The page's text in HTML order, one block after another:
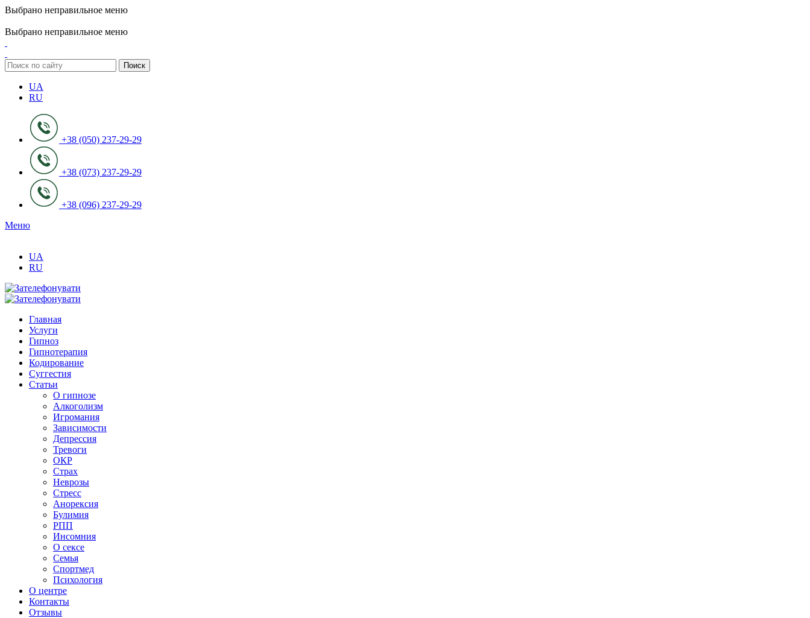
Выбрано неправильное меню
Выбрано неправильное меню
Поиск
UA
RU
+38 (050) 237-29-29
+38 (073) 237-29-29
+38 (096) 237-29-29
Меню
UA
RU
Главная
Услуги
Гипноз
Гипнотерапия
Кодирование
Суггестия
Статьи
О гипнозе
Алкоголизм
Игромания
Зависимости
Депрессия
Тревоги
ОКР
Страх
Неврозы
Стресс
Анорексия
Булимия
РПП
Инсомния
О сексе
Семья
Спортмед
Психология
О центре
Контакты
Отзывы